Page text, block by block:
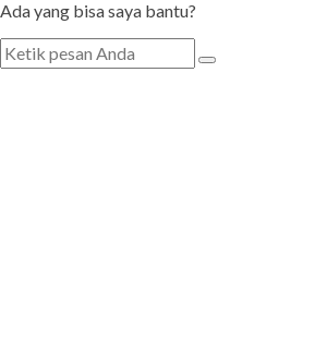
Ada yang bisa saya bantu?